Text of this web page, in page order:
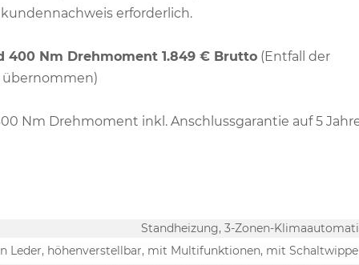
erforderlich.
400 Nm Drehmoment 1.849 € Brutto (Entfall der
übernommen)
Nm Drehmoment inkl. Anschlussgarantie auf 5
Standheizung, 3-Zonen-
Leder, höhenverstellbar, mit Multifunktionen, mit